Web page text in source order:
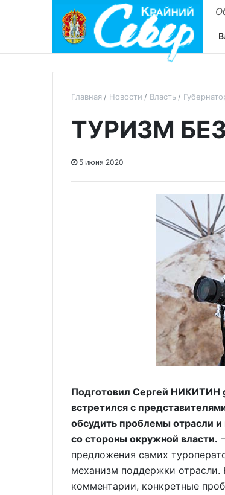
Главная Новости Власть
ТУРИЗМ
5 июня 2020
Подготовил Сергей НИКИТИН
встретился с
обсудить проблемы отрасли
со стороны окружной власти.
предложения самих
механизм поддержки отрасли.
комментарии, конкретные